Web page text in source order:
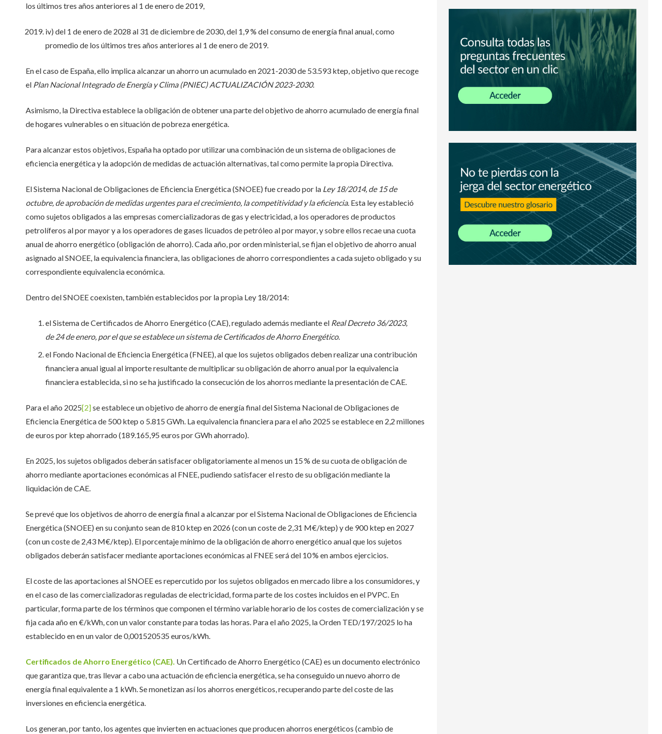
los últimos tres años anteriores al 1 de enero de 2019,
iv) del 1 de enero de 2028 al 31 de diciembre de 2030, del 1,9 % del consumo de energía final anual, como
promedio de los últimos tres años anteriores al 1 de enero de 2019.
En el caso de España, ello implica alcanzar un ahorro un acumulado en 2021-2030 de 53.593 ktep, objetivo que recoge
el Plan Nacional Integrado de Energía y Clima (PNIEC) ACTUALIZACIÓN 2023-2030.
Asimismo, la Directiva establece la obligación de obtener una parte del objetivo de ahorro acumulado de energía final
de hogares vulnerables o en situación de pobreza energética.
Para alcanzar estos objetivos, España ha optado por utilizar una combinación de un sistema de obligaciones de
eficiencia energética y la adopción de medidas de actuación alternativas, tal como permite la propia Directiva.
El Sistema Nacional de Obligaciones de Eficiencia Energética (SNOEE) fue creado por la Ley 18/2014, de 15 de
octubre, de aprobación de medidas urgentes para el crecimiento, la competitividad y la eficiencia. Esta ley estableció
como sujetos obligados a las empresas comercializadoras de gas y electricidad, a los operadores de productos
petrolíferos al por mayor y a los operadores de gases licuados de petróleo al por mayor, y sobre ellos recae una cuota
anual de ahorro energético (obligación de ahorro). Cada año, por orden ministerial, se fijan el objetivo de ahorro anual
asignado al SNOEE, la equivalencia financiera, las obligaciones de ahorro correspondientes a cada sujeto obligado y su
correspondiente equivalencia económica.
Dentro del SNOEE coexisten, también establecidos por la propia Ley 18/2014:
el Sistema de Certificados de Ahorro Energético (CAE), regulado además mediante el Real Decreto 36/2023,
de 24 de enero, por el que se establece un sistema de Certificados de Ahorro Energético.
el Fondo Nacional de Eficiencia Energética (FNEE), al que los sujetos obligados deben realizar una contribución
financiera anual igual al importe resultante de multiplicar su obligación de ahorro anual por la equivalencia
financiera establecida, si no se ha justificado la consecución de los ahorros mediante la presentación de CAE.
Para el año 2025[2]se establece un objetivo de ahorro de energía final del Sistema Nacional de Obligaciones de
Eficiencia Energética de 500 ktep o 5.815 GWh. La equivalencia financiera para el año 2025 se establece en 2,2 millones
de euros por ktep ahorrado (189.165,95 euros por GWh ahorrado).
En 2025, los sujetos obligados deberán satisfacer obligatoriamente al menos un 15 % de su cuota de obligación de
ahorro mediante aportaciones económicas al FNEE, pudiendo satisfacer el resto de su obligación mediante la
liquidación de CAE.
Se prevé que los objetivos de ahorro de energía final a alcanzar por el Sistema Nacional de Obligaciones de Eficiencia
Energética (SNOEE) en su conjunto sean de 810 ktep en 2026 (con un coste de 2,31 M€/ktep) y de 900 ktep en 2027
(con un coste de 2,43 M€/ktep). El porcentaje mínimo de la obligación de ahorro energético anual que los sujetos
obligados deberán satisfacer mediante aportaciones económicas al FNEE será del 10 % en ambos ejercicios.
El coste de las aportaciones al SNOEE es repercutido por los sujetos obligados en mercado libre a los consumidores, y
en el caso de las comercializadoras reguladas de electricidad, forma parte de los costes incluidos en el PVPC. En
particular, forma parte de los términos que componen el término variable horario de los costes de comercialización y se
fija cada año en €/kWh, con un valor constante para todas las horas. Para el año 2025, la Orden TED/197/2025 lo ha
establecido en en un valor de0,001520535 euros/kWh.
Certificados de Ahorro Energético (CAE). Un Certificado de Ahorro Energético (CAE) es un documento electrónico
que garantiza que, tras llevar a cabo una actuación de eficiencia energética, se ha conseguido un nuevo ahorro de
energía final equivalente a 1 kWh. Se monetizan así los ahorros energéticos, recuperando parte del coste de las
inversiones en eficiencia energética.
Los generan, por tanto, los agentes que invierten en actuaciones que producen ahorros energéticos (cambio de